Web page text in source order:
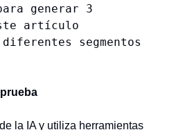
generar 3
artículo
segmentos
la IA y utiliza herramientas